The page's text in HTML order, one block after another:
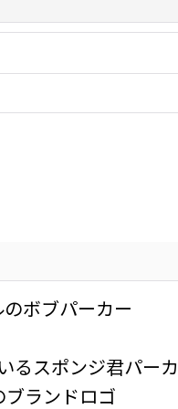
ボブパーカー
るスポンジ君パー
ランドロゴ